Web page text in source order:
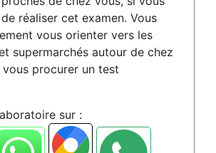
réaliser cet examen. Vous
vous orienter vers les
supermarchés autour de chez
procurer un test
sur :